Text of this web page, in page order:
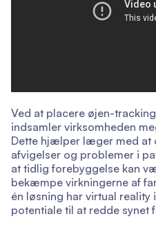
Ved at placere øjen-
indsamler virksomheden
Dette hjælper læger med at
afvigelser og problemer i
at tidlig forebyggelse kan
bekæmpe virkningerne af
én løsning har virtual
potentiale til at redde synet